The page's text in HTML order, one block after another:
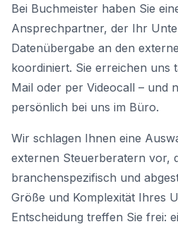
Bei Buchmeister haben Sie
Ansprechpartner, der Ihr
Datenübergabe an den
koordiniert. Sie erreichen uns
Mail oder per Videocall – und
persönlich bei uns im Büro.
Wir schlagen Ihnen eine
externen Steuerberatern vor,
branchenspezifisch und
Größe und Komplexität Ihres
Entscheidung treffen Sie frei: